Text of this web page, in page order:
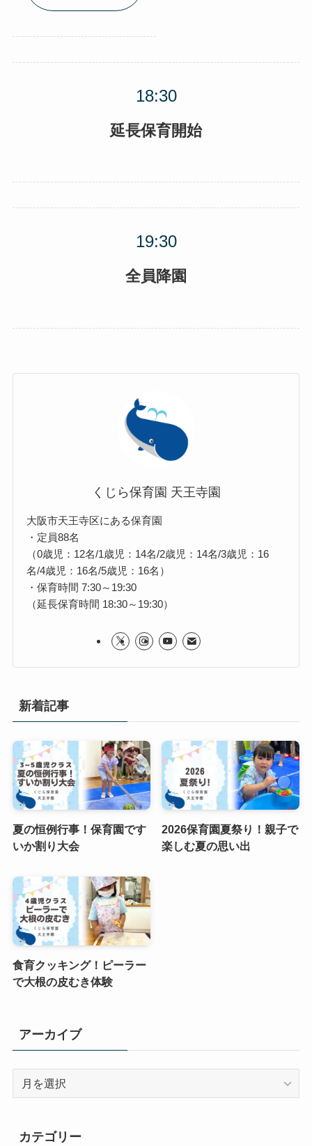
延長保育開始
全員降園
くじら保育園 天王寺園
大阪市天王寺区にある保育園
・定員88名
（0歳児：12名/1歳児：14名/2歳児：14名/3歳児：16
名/4歳児：16名/5歳児：16名）
・保育時間 7:30～19:30
（延長保育時間 18:30～19:30）
新着記事
夏の恒例行事！保育園です
いか割り大会
2026保育園夏祭り！親子で
楽しむ夏の思い出
食育クッキング！ピーラー
で大根の皮むき体験
アーカイブ
カテゴリー